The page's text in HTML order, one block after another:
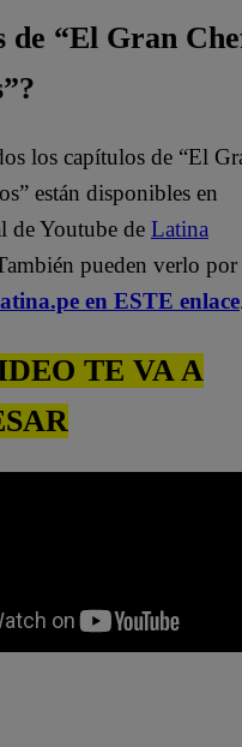
de “El Gran
los capítulos de “El
están disponibles en
de Youtube de Latina
pueden verlo por
en ESTE enlace
TE VA A